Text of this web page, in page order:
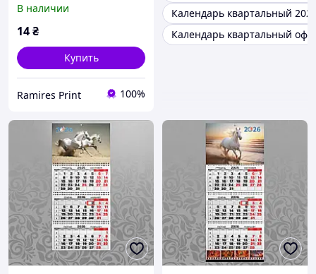
чб) цифровая печать
В наличии
14₴
Купить
Ramires Print 100%
Календарь квартальный
Календарь квартальный